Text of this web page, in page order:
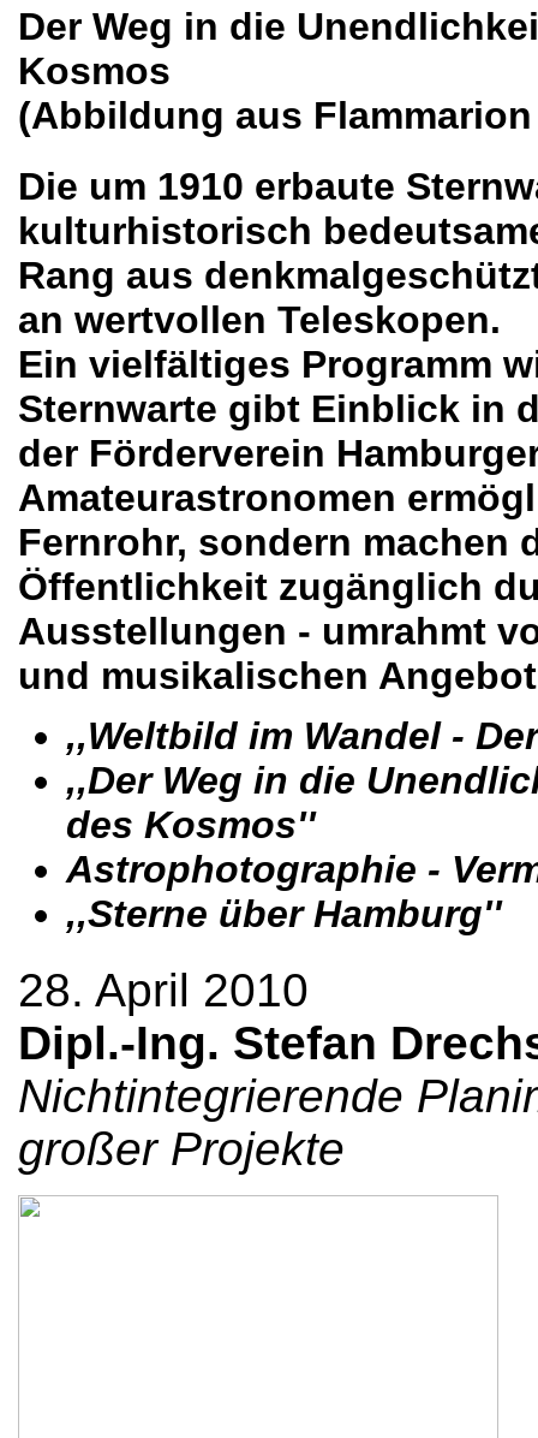
Der Weg in die
Kosmos
(Abbildung aus Flammarion
Die um 1910 erbaute
kulturhistorisch
Rang aus
an wertvollen Teleskopen.
Ein vielfältiges Programm
Sternwarte gibt Einblick in
der Förderverein
Amateurastronomen
Fernrohr, sondern machen
Öffentlichkeit zugänglich
Ausstellungen - umrahmt
und musikalischen
,,Weltbild im Wandel -
,,Der Weg in die
des Kosmos''
Astrophotographie -
,,Sterne über Hamburg''
28. April 2010
Dipl.-Ing. Stefan
Nichtintegrierende
großer Projekte